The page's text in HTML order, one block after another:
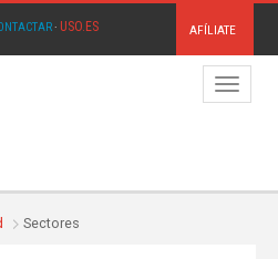
· USO.ES AFÍLIATE
Menú
Sectores